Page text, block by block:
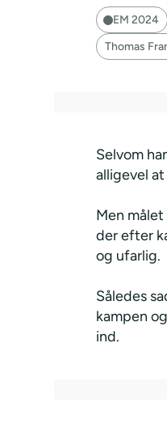
EM 2024
Thomas
Selvom
alligevel
Men
der efter
og ufarlig.
Således
kampen
ind.